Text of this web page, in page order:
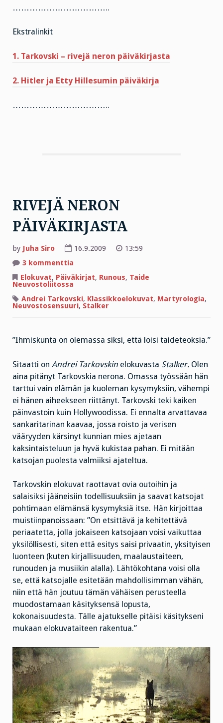
……………………………..
Ekstralinkit
1. Tarkovski – rivejä neron päiväkirjasta
2. Hitler ja Etty Hillesumin päiväkirja
……………………………..
RIVEJÄ NERON
PÄIVÄKIRJASTA
by Juha Siro 16.9.2009
13:59
3 kommenttia
NERON
PÄIVÄKIRJASTA
Elokuvat, Päiväkirjat, Runous, Taide
Neuvostoliitossa
Andrei Tarkovski, Klassikkoelokuvat, Martyrologia,
Neuvostosensuuri, Stalker
”Ihmiskunta on olemassa siksi, että loisi taideteoksia.”
Sitaatti on Andrei Tarkovskin elokuvasta Stalker. Olen
aina pitänyt Tarkovskia nerona. Omassa työssään hän
tarttui vain elämän ja kuoleman kysymyksiin, vähempi
ei hänen aiheekseen riittänyt. Tarkovski teki kaiken
päinvastoin kuin Hollywoodissa. Ei ennalta arvattavaa
sankaritarinan kaavaa, jossa roisto ja verisen
vääryyden kärsinyt kunnian mies ajetaan
kaksintaisteluun ja hyvä kukistaa pahan. Ei mitään
katsojan puolesta valmiiksi ajateltua.
Tarkovskin elokuvat raottavat ovia outoihin ja
salaisiksi jääneisiin todellisuuksiin ja saavat katsojat
pohtimaan elämänsä kysymyksiä itse. Hän kirjoittaa
muistiinpanoissaan: ”On etsittävä ja kehitettävä
periaatetta, jolla jokaiseen katsojaan voisi vaikuttaa
yksilöllisesti, siten että esitys saisi privaatin, yksityisen
luonteen (kuten kirjallisuuden, maalaustaiteen,
runouden ja musiikin alalla). Lähtökohtana voisi olla
se, että katsojalle esitetään mahdollisimman vähän,
niin että hän joutuu tämän vähäisen perusteella
muodostamaan käsityksensä lopusta,
kokonaisuudesta. Tälle ajatukselle pitäisi käsitykseni
mukaan elokuvataiteen rakentua.”